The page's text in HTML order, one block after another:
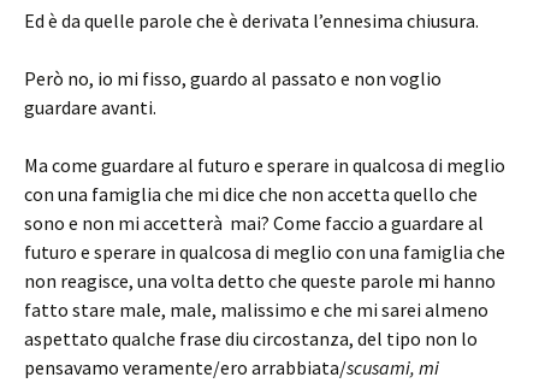
Ed è da quelle parole che è derivata l’ennesima chiusura.
Però no, io mi fisso, guardo al passato e non voglio
guardare avanti.
Ma come guardare al futuro e sperare in qualcosa di meglio
con una famiglia che mi dice che non accetta quello che
sono e non mi accetterà mai? Come faccio a guardare al
futuro e sperare in qualcosa di meglio con una famiglia che
non reagisce, una volta detto che queste parole mi hanno
fatto stare male, male, malissimo e che mi sarei almeno
aspettato qualche frase diu circostanza, del tipo non lo
pensavamo veramente/ero arrabbiata/scusami, mi